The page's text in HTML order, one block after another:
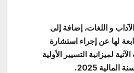
و اللغات، إضافة إلى
لها عن إجراء استشارة
لميزانية التسيير الأولية
2025.